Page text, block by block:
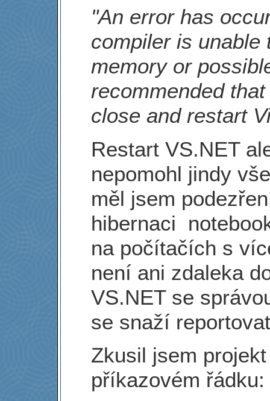
"An error has
compiler is unable
memory or
recommended
close and restart
Restart VS.NET
nepomohl jindy
měl jsem
hibernaci
na počítačích s
není ani zdaleka
VS.NET se
se snaží
Zkusil jsem
příkazovém řádku: